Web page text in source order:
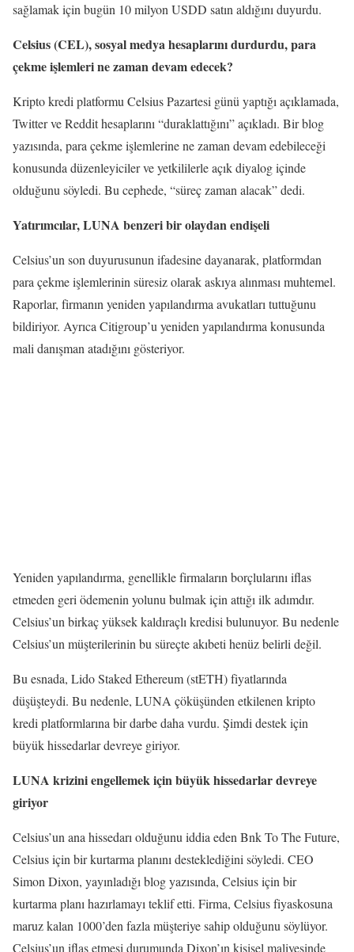
sağlamak için bugün 10 milyon USDD satın aldığını duyurdu.
Celsius (CEL), sosyal medya hesaplarını durdurdu, para
çekme işlemleri ne zaman devam edecek?
Kripto kredi platformu Celsius Pazartesi günü yaptığı açıklamada,
Twitter ve Reddit hesaplarını “duraklattığını” açıkladı. Bir blog
yazısında, para çekme işlemlerine ne zaman devam edebileceği
konusunda düzenleyiciler ve yetkililerle açık diyalog içinde
olduğunu söyledi. Bu cephede, “süreç zaman alacak” dedi.
Yatırımcılar, LUNA benzeri bir olaydan endişeli
Celsius’un son duyurusunun ifadesine dayanarak, platformdan
para çekme işlemlerinin süresiz olarak askıya alınması muhtemel.
Raporlar, firmanın yeniden yapılandırma avukatları tuttuğunu
bildiriyor. Ayrıca Citigroup’u yeniden yapılandırma konusunda
mali danışman atadığını gösteriyor.
Yeniden yapılandırma, genellikle firmaların borçlularını iflas
etmeden geri ödemenin yolunu bulmak için attığı ilk adımdır.
Celsius’un birkaç yüksek kaldıraçlı kredisi bulunuyor. Bu nedenle
Celsius’un müşterilerinin bu süreçte akıbeti henüz belirli değil.
Bu esnada, Lido Staked Ethereum (stETH) fiyatlarında
düşüşteydi. Bu nedenle, LUNA çöküşünden etkilenen kripto
kredi platformlarına bir darbe daha vurdu. Şimdi destek için
büyük hissedarlar devreye giriyor.
LUNA krizini engellemek için büyük hissedarlar devreye
giriyor
Celsius’un ana hissedarı olduğunu iddia eden Bnk To The Future,
Celsius için bir kurtarma planını desteklediğini söyledi. CEO
Simon Dixon, yayınladığı blog yazısında, Celsius için bir
kurtarma planı hazırlamayı teklif etti. Firma, Celsius fiyaskosuna
maruz kalan 1000’den fazla müşteriye sahip olduğunu söylüyor.
Celsius’un iflas etmesi durumunda Dixon’ın kişisel maliyesinde